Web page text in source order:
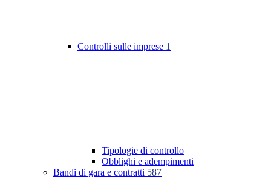
Controlli sulle imprese 1
Tipologie di controllo
Obblighi e adempimenti
Bandi di gara e contratti 587